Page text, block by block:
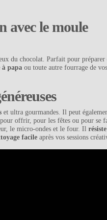
avec le moule
du chocolat. Parfait pour préparer
à papa ou toute autre fourrage de
et ultra gourmandes. Il peut
pour offrir, pour les fêtes ou pour se
le micro-ondes et le four. Il
facile après vos sessions